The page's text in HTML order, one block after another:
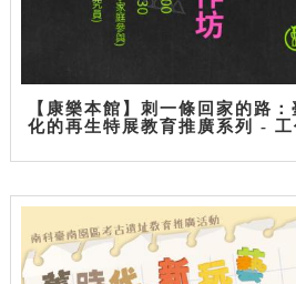
【康樂本館】刺一條回家的路
化的再生特展教育推廣系列 - 工